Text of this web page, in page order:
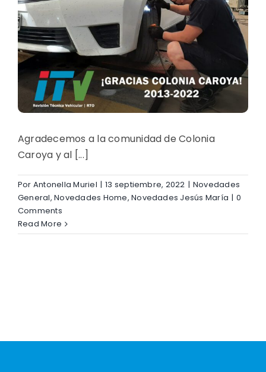
Agradecemos a la comunidad de Colonia
Caroya y al [...]
Por Antonella Muriel | 13 septiembre, 2022 | Novedades
General,Novedades Home,Novedades Jesús María | 0
Comments
Read More